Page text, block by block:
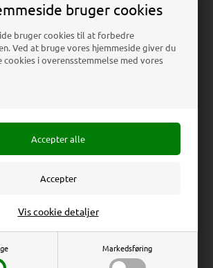
bruger cookies
bruger cookies til at forbedre
Ved at bruge vores hjemmeside giver du
i overensstemmelse med vores
Markedsføring
Vis cookie detaljer
Anmeldelser
(B 9,5 x H 6 x D 3,5 cm). Skrå og
21,2 x 7 cm
x 29,7 cm) Horizontal
Erhverv
ekskl. moms
Privat
Priser inkl. moms